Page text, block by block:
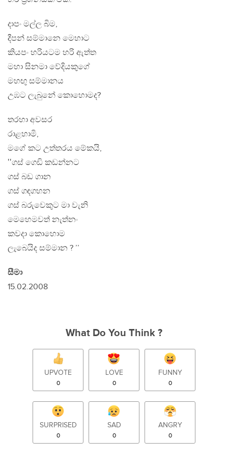
දාපං මල්ල බිම,
දීපන් සම්මානෙ මෙහාට
කියපං හරියටම හරි ඇත්ත
මහා සිනමා වේදියකුගේ
මහඟු සම්මානය
උඹට ලැබුනේ කොහොමද?
තරහා අවසර
රාළහාමි,
මගේ කට උත්තරය මේකයි,
‛‛ගස් ගෙඩි කඩන්නට
ගස් බඩ ගාන
ගස් ගඳගහන
ගස් බරුවෙකුට මා වැනි
මෙහෙමවත් නැත්නං
කවදා කොහොම
ලැබෙයිද සම්මාන ? ’’
සීමා
15.02.2008
What Do You Think ?
UPVOTE
0
LOVE
0
FUNNY
0
SURPRISED
0
SAD
0
ANGRY
0